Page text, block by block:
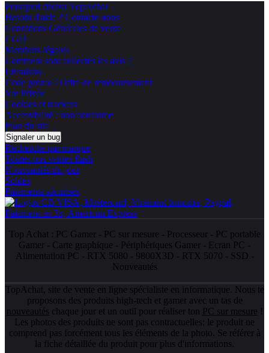
Pourquoi choisir TopAchat
Besoin d'aide ? Contacte nous
Conditions Générales de vente
CGU
Mentions légales
Comment sont collectés les avis ?
Livraison
Code promo / Offre de remboursement
Vie Privée
Cookies et trackers
Accessibilité : non conforme
Plan du site
Signaler un bug
Recherche par marque
Toutes nos ventes flash
Nouveautés du jour
Soldes
Paiements sécurisés
Top Achat : PC Gamer- PC sur mesure - Processeur- PC portable
Gamer - Carte graphique - Périphériques Gamer - Ecran PC -
Alimentation PC - RTX 5080 - 9800X3D - RTX 5070 - SSD -
Nouveautés
TopAchat, site de vente en ligne spécialiste en informatique. Nous te
proposons des produits high-tech et gamer avec un tas de
nouveautés chaque jour et un outil pour réaliser ton PC sur mesure !
Les photos des produits ne sont pas contractuelles; le produit ne
comprend pas forcément tous les éléments de la photo. Se référer à
la fiche détaillée du produit pour plus d'informations.